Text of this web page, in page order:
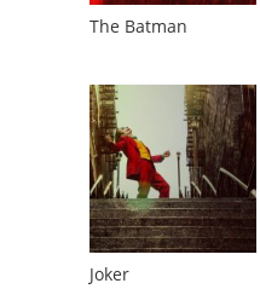
The Batman
Joker